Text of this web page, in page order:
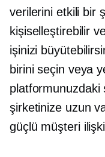
verilerini etkili bir
kişiselleştirebilir
işinizi
birini seçin veya
platformunuzdaki
şirketinize uzun
güçlü müşteri